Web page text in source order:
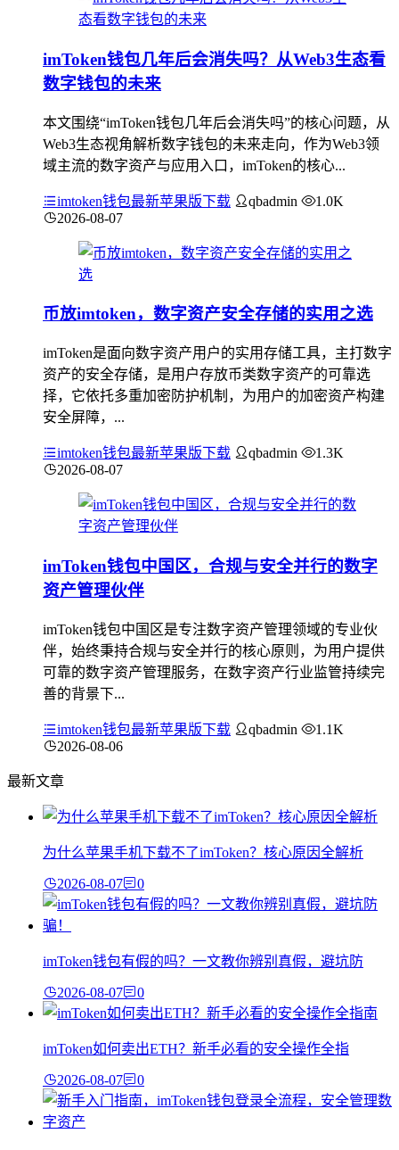
imToken钱包几年后会消失吗？从Web3生态看
数字钱包的未来
本文围绕“imToken钱包几年后会消失吗”的核心问题，从
Web3生态视角解析数字钱包的未来走向，作为Web3领
域主流的数字资产与应用入口，imToken的核心...
imtoken钱包最新苹果版下载 qbadmin
1.0K
2026-08-07
币放imtoken，数字资产安全存储的实用之选
imToken是面向数字资产用户的实用存储工具，主打数字
资产的安全存储，是用户存放币类数字资产的可靠选
择，它依托多重加密防护机制，为用户的加密资产构建
安全屏障，...
imtoken钱包最新苹果版下载 qbadmin
1.3K
2026-08-07
imToken钱包中国区，合规与安全并行的数字
资产管理伙伴
imToken钱包中国区是专注数字资产管理领域的专业伙
伴，始终秉持合规与安全并行的核心原则，为用户提供
可靠的数字资产管理服务，在数字资产行业监管持续完
善的背景下...
imtoken钱包最新苹果版下载 qbadmin
1.1K
2026-08-06
最新文章
为什么苹果手机下载不了imToken？核心原因全解析
2026-08-07 0
imToken钱包有假的吗？一文教你辨别真假，避坑防
2026-08-07 0
imToken如何卖出ETH？新手必看的安全操作全指
2026-08-07 0